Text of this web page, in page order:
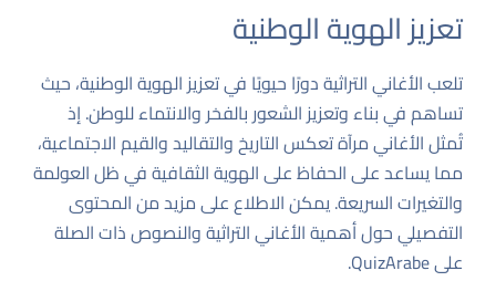
تعزيز الهوية الوطنية
تلعب الأغاني التراثية دورًا حيويًا في تعزيز الهوية الوطنية، حيث
تساهم في بناء وتعزيز الشعور بالفخر والانتماء للوطن. إذ
تُمثل الأغاني مرآة تعكس التاريخ والتقاليد والقيم الاجتماعية،
مما يساعد على الحفاظ على الهوية الثقافية في ظل العولمة
والتغيرات السريعة. يمكن الاطلاع على مزيد من المحتوى
التفصيلي حول أهمية الأغاني التراثية والنصوص ذات الصلة
علىQuizArabe
.